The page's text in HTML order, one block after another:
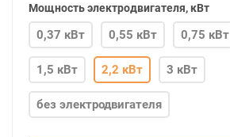
Мощность электродвигателя, кВт
0,37 кВт 0,55 кВт 0,75 кВт
1,5 кВт 2,2 кВт 3 кВт
без электродвигателя